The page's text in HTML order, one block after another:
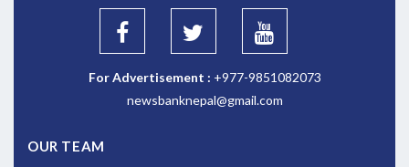
For Advertisement : +977-9851082073
newsbanknepal@gmail.com
OUR TEAM